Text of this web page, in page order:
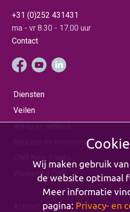
+31 (0)252 431431
ma - vr 8.30 - 17.00 uur
Contact
Diensten
Veilen
Beurzen en evenementen
CNB New Plants
Werken bij CNB
Wij maken gebruik
de website optimaal
Meer informatie
pagina: Privacy- en